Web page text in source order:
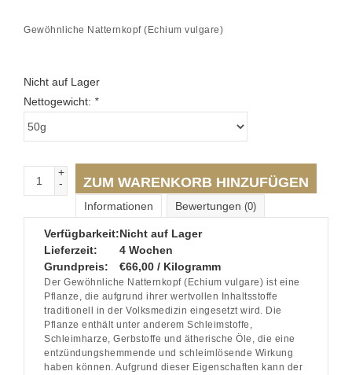
Gewöhnliche Natternkopf (Echium vulgare)
Nicht auf Lager
Nettogewicht: *
+
-
ZUM WARENKORB HINZUFÜGEN
Informationen Bewertungen (0)
Verfügbarkeit:Nicht auf Lager
Lieferzeit:
4 Wochen
Grundpreis:
€66,00 / Kilogramm
Der Gewöhnliche Natternkopf (Echium vulgare) ist eine
Pflanze, die aufgrund ihrer wertvollen Inhaltsstoffe
traditionell in der Volksmedizin eingesetzt wird. Die
Pflanze enthält unter anderem Schleimstoffe,
Schleimharze, Gerbstoffe und ätherische Öle, die eine
entzündungshemmende und schleimlösende Wirkung
haben können. Aufgrund dieser Eigenschaften kann der